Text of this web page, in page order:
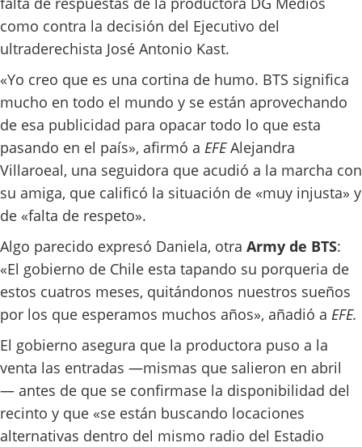
como contra la decisión del Ejecutivo del
ultraderechista José Antonio Kast.
«Yo creo que es una cortina de humo. BTS significa
mucho en todo el mundo y se están aprovechando
de esa publicidad para opacar todo lo que esta
pasando en el país», afirmó a EFEAlejandra
Villaroeal, una seguidora que acudió a la marcha con
su amiga, que calificó la situación de «muy injusta» y
de «falta de respeto».
Algo parecido expresó Daniela, otra Army de BTS:
«El gobierno de Chile esta tapando su porqueria de
estos cuatros meses, quitándonos nuestros sueños
por los que esperamos muchos años», añadió a EFE.
El gobierno asegura que la productora puso a la
venta las entradas —mismas que salieron en abril
— antes de que se confirmase la disponibilidad del
recinto y que «se están buscando locaciones
alternativas dentro del mismo radio del Estadio